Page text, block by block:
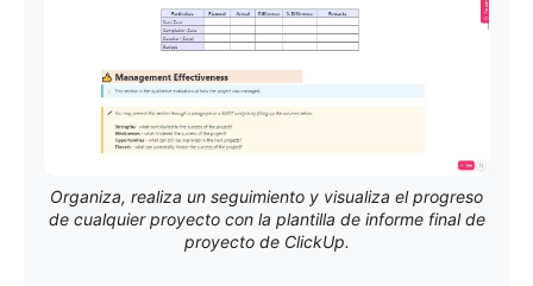
Organiza, realiza un seguimiento y visualiza el progreso
de cualquier proyecto con la plantilla de informe final de
proyecto de ClickUp.